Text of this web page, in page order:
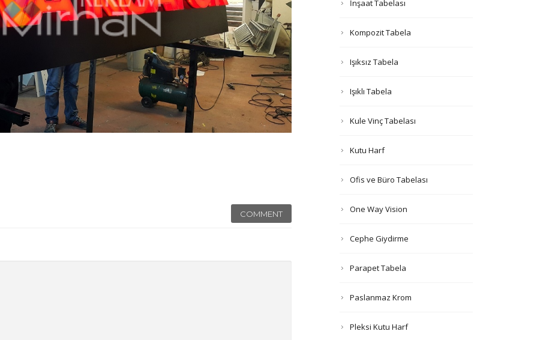
COMMENT
İnşaat Tabelası
Kompozit Tabela
Işıksız Tabela
Işıklı Tabela
Kule Vinç Tabelası
Kutu Harf
Ofis ve Büro Tabelası
One Way Vision
Cephe Giydirme
Parapet Tabela
Paslanmaz Krom
Pleksi Kutu Harf